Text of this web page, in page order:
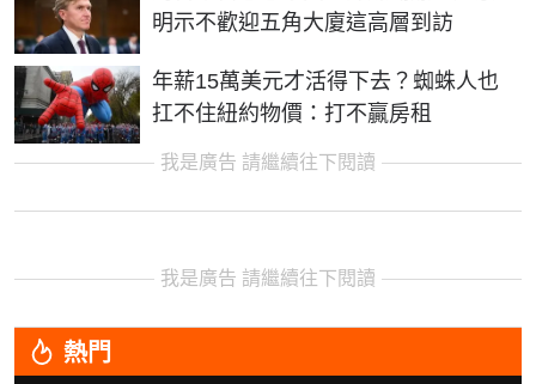
明示不歡迎五角大廈這高層到訪
年薪15萬美元才活得下去？蜘蛛人也
扛不住紐約物價：打不贏房租
我是廣告 請繼續往下閱讀
我是廣告 請繼續往下閱讀
熱門